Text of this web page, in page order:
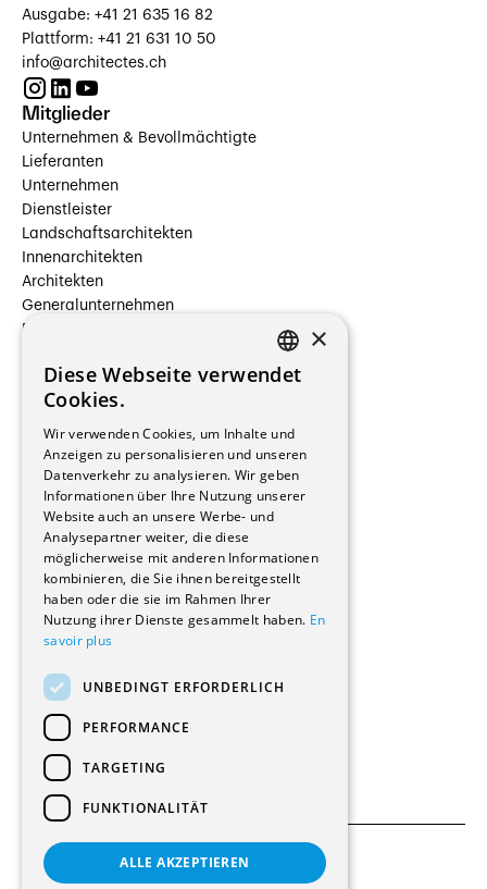
Ausgabe: +41 21 635 16 82
Plattform: +41 21 631 10 50
info@architectes.ch
Mitglieder
Unternehmen & Bevollmächtigte
Lieferanten
Unternehmen
Dienstleister
Landschaftsarchitekten
Innenarchitekten
Architekten
Generalunternehmen
Beauftragte Unternehmen
Hersteller/Lieferanten
Bauherrschaften
Immobilienverwaltungsgesellschaften
Stockwerkeigentum
Reportagen
Wohnungen
Renovierungen
Innere Umbauten
Gastgewerbe und Tourismus
Verwaltungsgebäude und Geschäfte
Schuleinrichtungen
Medizinische Einrichtungen
Kultur - Sport - Freizeit
Industrie - Handwerk
Transport und Parkplätze
Diverse Bauten
Allgemeine Bedingungen
FRENCH
×
Diese Webseite verwendet
Cookies.
Wir verwenden Cookies, um Inhalte und
Anzeigen zu personalisieren und unseren
Datenverkehr zu analysieren. Wir geben
Informationen über Ihre Nutzung unserer
Website auch an unsere Werbe- und
Analysepartner weiter, die diese
möglicherweise mit anderen Informationen
kombinieren, die Sie ihnen bereitgestellt
haben oder die sie im Rahmen Ihrer
Nutzung ihrer Dienste gesammelt haben. En
savoir plus
UNBEDINGT ERFORDERLICH
PERFORMANCE
TARGETING
FUNKTIONALITÄT
ALLE AKZEPTIEREN